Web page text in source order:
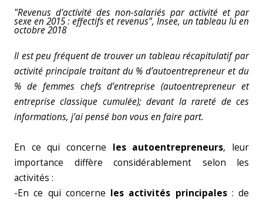
"Revenus d'activité des non-salariés par activité et par
sexe en 2015 : effectifs et revenus", Insee, un tableau lu en
octobre 2018
Il est peu fréquent de trouver un tableau récapitulatif par
activité principale traitant du % d’autoentrepreneur et du
% de femmes chefs d’entreprise (autoentrepreneur et
entreprise classique cumulée); devant la rareté de ces
informations, j’ai pensé bon vous en faire part.
En ce qui concerne les autoentrepreneurs, leur
importance diffère considérablement selon les
activités :
-En ce qui concerne les activités principales: de